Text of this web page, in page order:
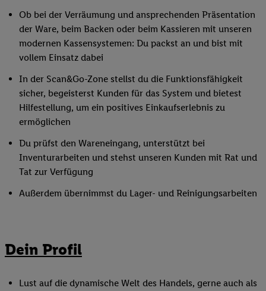
Ob bei der Verräumung und ansprechenden Präsentation
der Ware, beim Backen oder beim Kassieren mit unseren
modernen Kassensystemen: Du packst an und bist mit
vollem Einsatz dabei
In der Scan&Go-Zone stellst du die Funktionsfähigkeit
sicher, begeisterst Kunden für das System und bietest
Hilfestellung, um ein positives Einkaufserlebnis zu
ermöglichen
Du prüfst den Wareneingang, unterstützt bei
Inventurarbeiten und stehst unseren Kunden mit Rat und
Tat zur Verfügung
Außerdem übernimmst du Lager- und Reinigungsarbeiten
Dein Profil
Lust auf die dynamische Welt des Handels, gerne auch als